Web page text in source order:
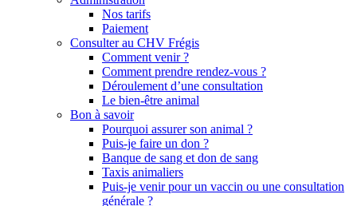
Nos tarifs
Paiement
Consulter au CHV Frégis
Comment venir ?
Comment prendre rendez-vous ?
Déroulement d’une consultation
Le bien-être animal
Bon à savoir
Pourquoi assurer son animal ?
Puis-je faire un don ?
Banque de sang et don de sang
Taxis animaliers
Puis-je venir pour un vaccin ou une consultation
générale ?